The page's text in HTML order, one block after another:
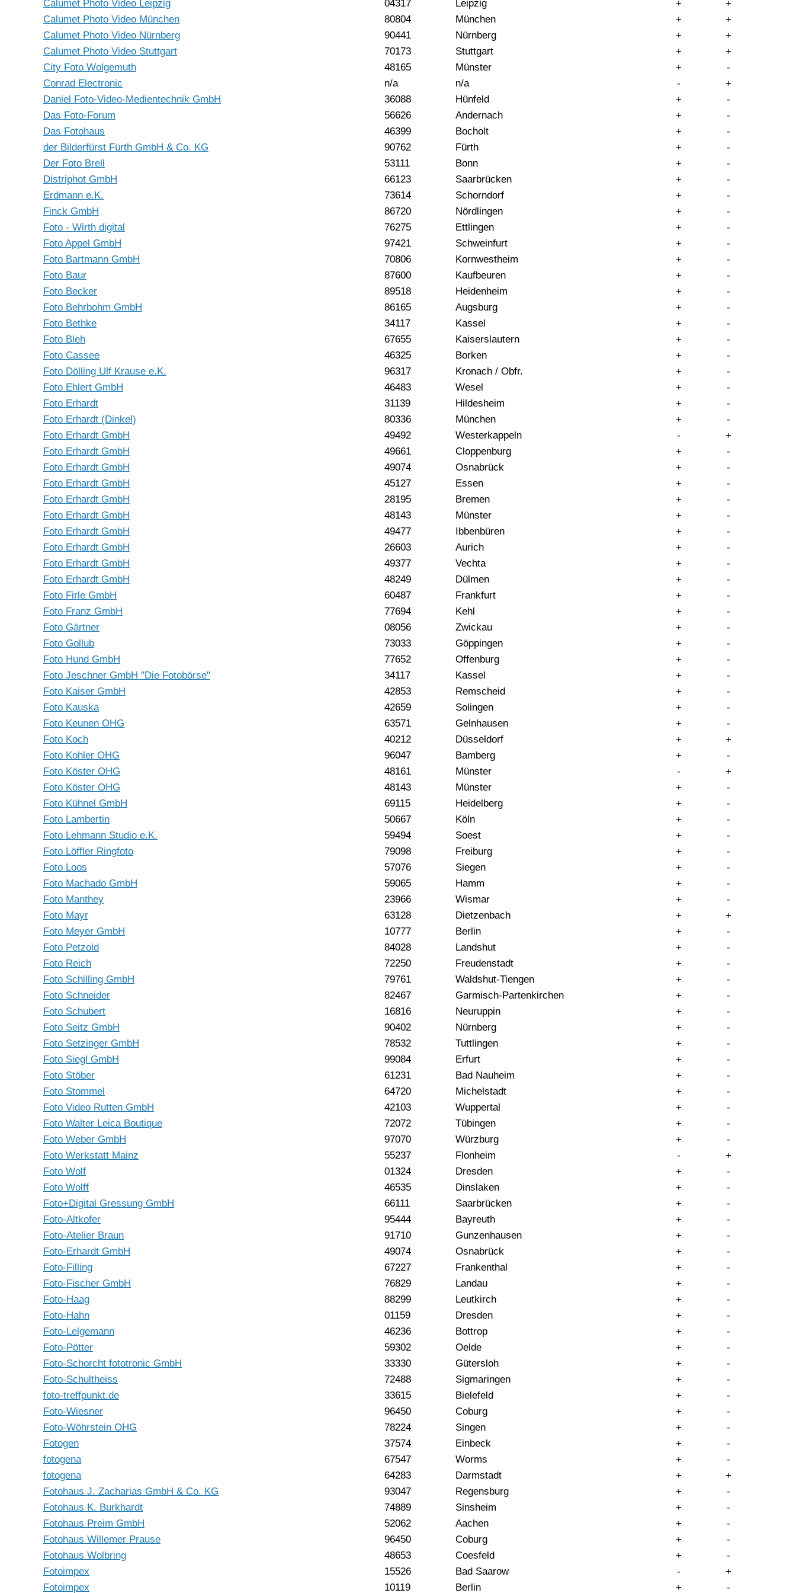
Calumet Photo Video Leipzig
04317 Leipzig +
+
Calumet Photo Video München
80804 München +
+
Calumet Photo Video Nürnberg
90441 Nürnberg +
+
Calumet Photo Video Stuttgart
70173 Stuttgart +
+
City Foto Wolgemuth
48165 Münster +
-
Conrad Electronic
n/a n/a -
+
Daniel Foto-Video-Medientechnik GmbH
36088 Hünfeld +
-
Das Foto-Forum
56626 Andernach +
-
Das Fotohaus
46399 Bocholt +
-
der Bilderfürst Fürth GmbH & Co. KG
90762 Fürth +
-
Der Foto Brell
53111 Bonn +
-
Distriphot GmbH
66123 Saarbrücken +
-
Erdmann e.K.
73614 Schorndorf +
-
Finck GmbH
86720 Nördlingen +
-
Foto - Wirth digital
76275 Ettlingen +
-
Foto Appel GmbH
97421 Schweinfurt +
-
Foto Bartmann GmbH
70806 Kornwestheim +
-
Foto Baur
87600 Kaufbeuren +
-
Foto Becker
89518 Heidenheim +
-
Foto Behrbohm GmbH
86165 Augsburg +
-
Foto Bethke
34117 Kassel +
-
Foto Bleh
67655 Kaiserslautern +
-
Foto Cassee
46325 Borken +
-
Foto Dölling Ulf Krause e.K.
96317 Kronach / Obfr. +
-
Foto Ehlert GmbH
46483 Wesel +
-
Foto Erhardt
31139 Hildesheim +
-
Foto Erhardt (Dinkel)
80336 München +
-
Foto Erhardt GmbH
49492 Westerkappeln -
+
Foto Erhardt GmbH
49661 Cloppenburg +
-
Foto Erhardt GmbH
49074 Osnabrück +
-
Foto Erhardt GmbH
45127 Essen +
-
Foto Erhardt GmbH
28195 Bremen +
-
Foto Erhardt GmbH
48143 Münster +
-
Foto Erhardt GmbH
49477 Ibbenbüren +
-
Foto Erhardt GmbH
26603 Aurich +
-
Foto Erhardt GmbH
49377 Vechta +
-
Foto Erhardt GmbH
48249 Dülmen +
-
Foto Firle GmbH
60487 Frankfurt +
-
Foto Franz GmbH
77694 Kehl +
-
Foto Gärtner
08056 Zwickau +
-
Foto Gollub
73033 Göppingen +
-
Foto Hund GmbH
77652 Offenburg +
-
Foto Jeschner GmbH "Die Fotobörse"
34117 Kassel +
-
Foto Kaiser GmbH
42853 Remscheid +
-
Foto Kauska
42659 Solingen +
-
Foto Keunen OHG
63571 Gelnhausen +
-
Foto Koch
40212 Düsseldorf +
+
Foto Kohler OHG
96047 Bamberg +
-
Foto Köster OHG
48161 Münster -
+
Foto Köster OHG
48143 Münster +
-
Foto Kühnel GmbH
69115 Heidelberg +
-
Foto Lambertin
50667 Köln +
-
Foto Lehmann Studio e.K.
59494 Soest +
-
Foto Löffler Ringfoto
79098 Freiburg +
-
Foto Loos
57076 Siegen +
-
Foto Machado GmbH
59065 Hamm +
-
Foto Manthey
23966 Wismar +
-
Foto Mayr
63128 Dietzenbach +
+
Foto Meyer GmbH
10777 Berlin +
-
Foto Petzold
84028 Landshut +
-
Foto Reich
72250 Freudenstadt +
-
Foto Schilling GmbH
79761 Waldshut-Tiengen +
-
Foto Schneider
82467 Garmisch-Partenkirchen +
-
Foto Schubert
16816 Neuruppin +
-
Foto Seitz GmbH
90402 Nürnberg +
-
Foto Setzinger GmbH
78532 Tuttlingen +
-
Foto Siegl GmbH
99084 Erfurt +
-
Foto Stöber
61231 Bad Nauheim +
-
Foto Stommel
64720 Michelstadt +
-
Foto Video Rutten GmbH
42103 Wuppertal +
-
Foto Walter Leica Boutique
72072 Tübingen +
-
Foto Weber GmbH
97070 Würzburg +
-
Foto Werkstatt Mainz
55237 Flonheim -
+
Foto Wolf
01324 Dresden +
-
Foto Wolff
46535 Dinslaken +
-
Foto+Digital Gressung GmbH
66111 Saarbrücken +
-
Foto-Altkofer
95444 Bayreuth +
-
Foto-Atelier Braun
91710 Gunzenhausen +
-
Foto-Erhardt GmbH
49074 Osnabrück +
-
Foto-Filling
67227 Frankenthal +
-
Foto-Fischer GmbH
76829 Landau +
-
Foto-Haag
88299 Leutkirch +
-
Foto-Hahn
01159 Dresden +
-
Foto-Lelgemann
46236 Bottrop +
-
Foto-Pötter
59302 Oelde +
-
Foto-Schorcht fototronic GmbH
33330 Gütersloh +
-
Foto-Schultheiss
72488 Sigmaringen +
-
foto-treffpunkt.de
33615 Bielefeld +
-
Foto-Wiesner
96450 Coburg +
-
Foto-Wöhrstein OHG
78224 Singen +
-
Fotogen
37574 Einbeck +
-
fotogena
67547 Worms +
-
fotogena
64283 Darmstadt +
+
Fotohaus J. Zacharias GmbH & Co. KG
93047 Regensburg +
-
Fotohaus K. Burkhardt
74889 Sinsheim +
-
Fotohaus Preim GmbH
52062 Aachen +
-
Fotohaus Willemer Prause
96450 Coburg +
-
Fotohaus Wolbring
48653 Coesfeld +
-
Fotoimpex
15526 Bad Saarow -
+
Fotoimpex
10119 Berlin + -